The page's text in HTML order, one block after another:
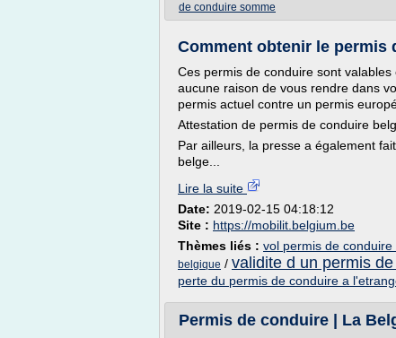
de conduire somme
Comment obtenir le permis
Ces permis de conduire sont
aucune raison de vous rendre dans
permis actuel contre un permis
Attestation de permis de conduire
Par ailleurs, la presse a également
belge...
Lire la suite
Date: 2019-02-15 04:18:12
Site : https://mobilit.belgium.be
Thèmes liés : vol permis de
belgique / validite d un permis
perte du permis de conduire a
Permis de conduire | La